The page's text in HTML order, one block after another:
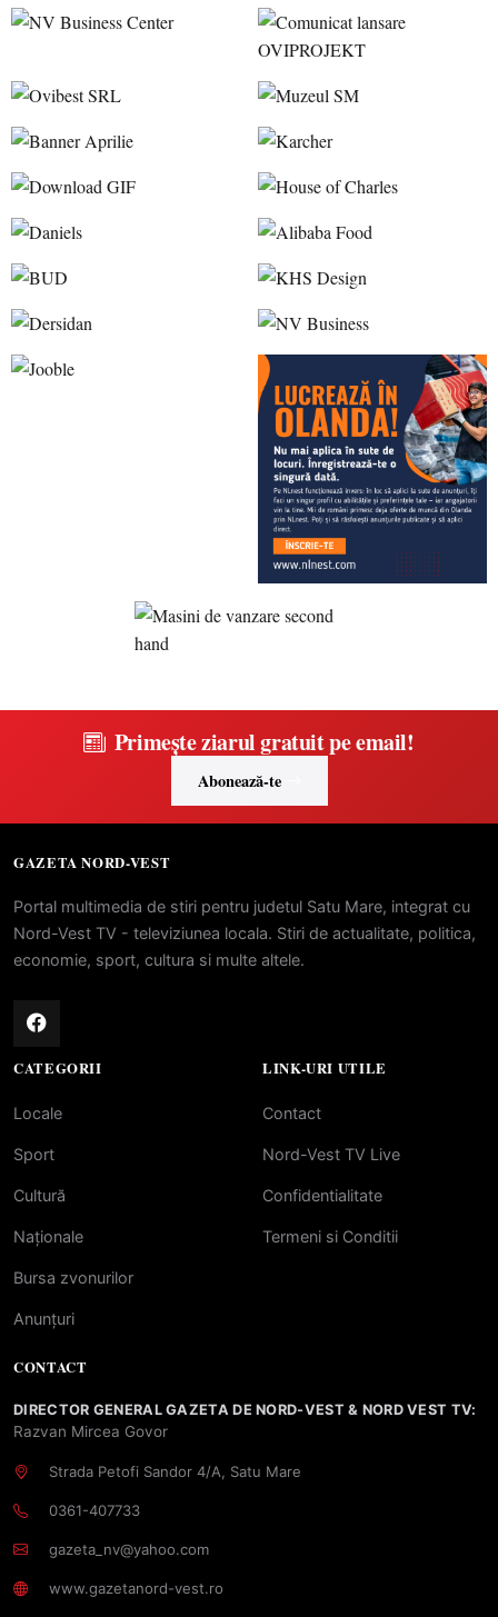
Primește ziarul gratuit pe email!
Abonează-te
GAZETA NORD-VEST
Portal multimedia de stiri pentru judetul Satu Mare, integrat cu
Nord-Vest TV - televiziunea locala. Stiri de actualitate, politica,
economie, sport, cultura si multe altele.
CATEGORII
Locale
Sport
Cultură
Naționale
Bursa zvonurilor
Anunțuri
LINK-URI UTILE
Contact
Nord-Vest TV Live
Confidentialitate
Termeni si Conditii
CONTACT
DIRECTOR GENERAL GAZETA DE NORD-VEST & NORD VEST TV:
Razvan Mircea Govor
Strada Petofi Sandor 4/A, Satu Mare
0361-407733
gazeta_nv@yahoo.com
www.gazetanord-vest.ro